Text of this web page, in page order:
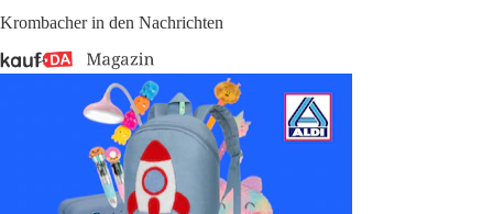
Krombacher in den Nachrichten